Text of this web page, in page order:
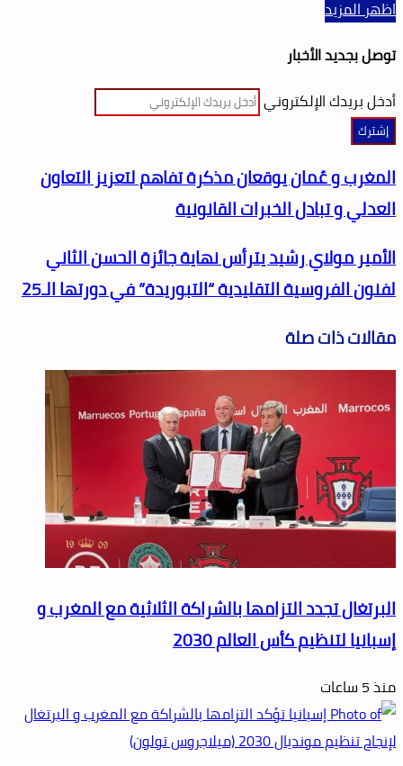
اظهر المزيد
توصل بجديد الأخبار
أدخل بريدك الإلكتروني
المغرب و عُمان يوقعان مذكرة تفاهم لتعزيز التعاون
العدلي و تبادل الخبرات القانونية
الأمير مولاي رشيد يترأس نهاية جائزة الحسن الثاني
لفنون الفروسية التقليدية “التبوريدة” في دورتها الـ25
مقالات ذات صلة
البرتغال تجدد التزامها بالشراكة الثلاثية مع المغرب و
إسبانيا لتنظيم كأس العالم 2030
منذ 5 ساعات